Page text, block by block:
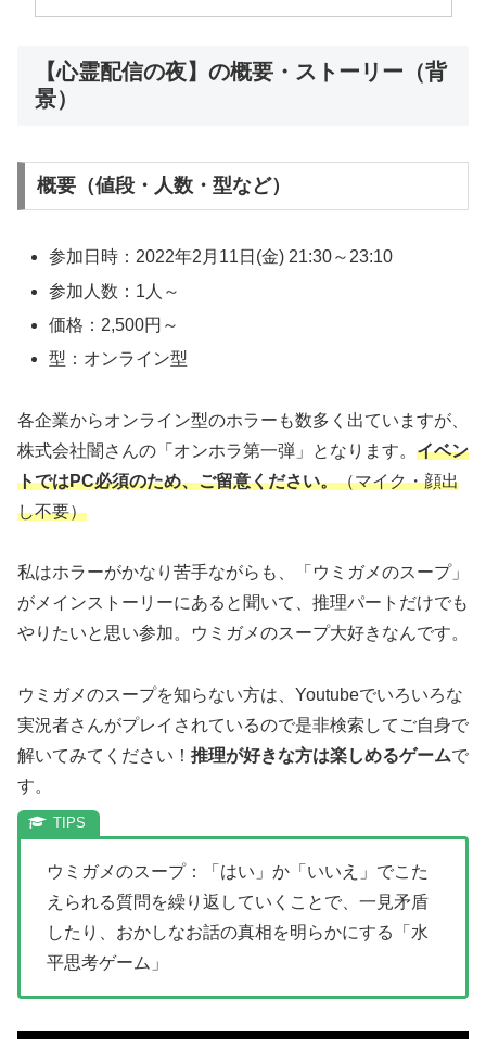
【​​​心霊配信の夜】の概要・ストーリー（背
景）
概要（値段・人数・型など）
参加日時：2022年2月11日(金) 21:30～23:10
参加人数：1人～
価格：2,500円～
型：オンライン型
各企業からオンライン型のホラーも数多く出ていますが、
株式会社闇さんの「オンホラ第一弾」となります。 イベン
トではPC必須のため、ご留意ください。（マイク・顔出
し不要）
私はホラーがかなり苦手ながらも、「ウミガメのスープ」
がメインストーリーにあると聞いて、推理パートだけでも
やりたいと思い参加。ウミガメのスープ大好きなんです。
ウミガメのスープを知らない方は、Youtubeでいろいろな
実況者さんがプレイされているので是非検索してご自身で
解いてみてください！ 推理が好きな方は楽しめるゲームで
す。
ウミガメのスープ：「はい」か「いいえ」でこた
えられる質問を繰り返していくことで、一見矛盾
したり、おかしなお話の真相を明らかにする「水
平思考ゲーム」